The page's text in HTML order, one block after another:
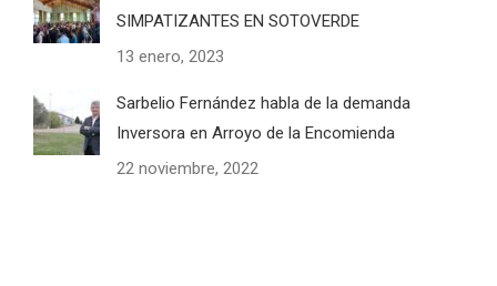
SIMPATIZANTES EN SOTOVERDE
13 enero, 2023
Sarbelio Fernández habla de la demanda
Inversora en Arroyo de la Encomienda
22 noviembre, 2022